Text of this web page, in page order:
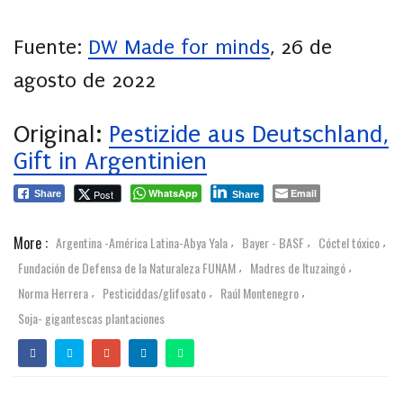
Fuente: DW Made for minds, 26 de
agosto de 2022
Original: Pestizide aus Deutschland,
Gift in Argentinien
Share Post WhatsApp Share Email
More : Argentina -América Latina-Abya Yala , Bayer - BASF , Cóctel tóxico ,
Fundación de Defensa de la Naturaleza FUNAM , Madres de Ituzaingó ,
Norma Herrera , Pesticiddas/glifosato , Raúl Montenegro ,
Soja- gigantescas plantaciones